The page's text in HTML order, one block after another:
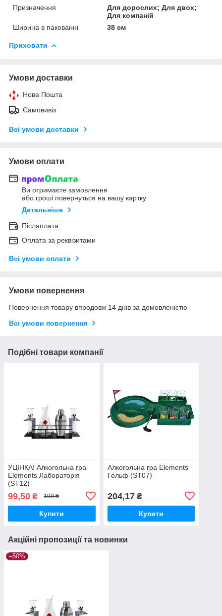
Призначення
Для дорослих; Для двох;
Для компаній
Ширина в пакованні
38 см
Приховати
Умови доставки
Нова Пошта
Самовивіз
Всі умови доставки
Умови оплати
Ви отримаєте замовлення
або гроші повернуться на вашу картку
Детальніше
Післяплата
Оплата за реквізитами
Всі умови оплати
Умови повернення
Повернення товару впродовж 14 днів за домовленістю
Всі умови повернення
Подібні товари компанії
УЦІНКА! Алкогольна гра
Elements Лабораторія
(ST12)
99,50 ₴ 199 ₴
Купити
Алкогольна гра Elements
Гольф (ST07)
204,17₴
Купити
Акційні пропозиції та новинки
–50%